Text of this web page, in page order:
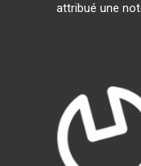
attribué une